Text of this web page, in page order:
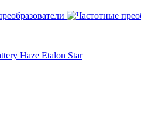
Haze Etalon Star